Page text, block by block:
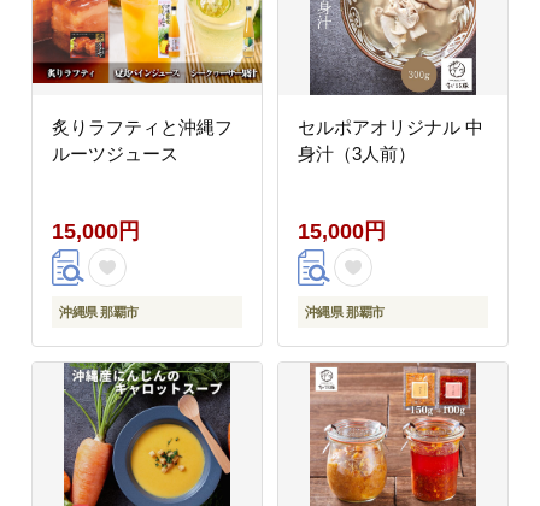
炙りラフティと沖縄フ
ルーツジュース
15,000円
沖縄県 那覇市
セルポアオリジナル 中
身汁（3人前）
15,000円
沖縄県 那覇市